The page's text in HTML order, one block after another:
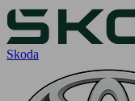
Skoda